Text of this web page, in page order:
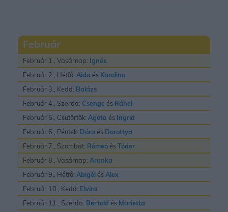
Február
Február 1., Vasárnap: Ignác
Február 2., Hétfő: Aida és Karolina
Február 3., Kedd: Balázs
Február 4., Szerda: Csenge és Ráhel
Február 5., Csütörtök: Ágota és Ingrid
Február 6., Péntek: Dóra és Dorottya
Február 7., Szombat: Rómeó ésTódor
Február 8., Vasárnap: Aranka
Február 9., Hétfő: Abigél ésAlex
Február 10., Kedd: Elvira
Február 11., Szerda: Bertold és Marietta